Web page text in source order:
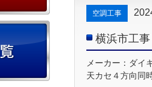
空調工事
横浜市工
メーカー：ダイ
天カセ４方向同